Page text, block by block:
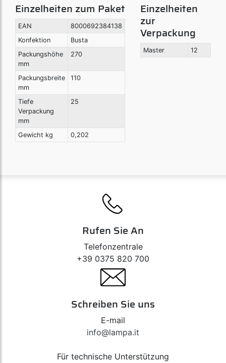
Einzelheiten zum Paket
EAN
8000692384138
Konfektion
Busta
Packungshöhe
mm
270
Packungsbreite
mm
110
Tiefe
Verpackung
mm
25
Gewicht kg 0,202
Einzelheiten
zur
Verpackung
Master 12
Rufen Sie An
Telefonzentrale
+39 0375 820 700
Schreiben Sie uns
E-mail
info@lampa.it
Für technische Unterstützung